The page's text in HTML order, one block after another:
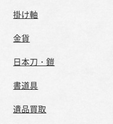
掛け軸
金貨
日本刀・鎧
書道具
遺品買取